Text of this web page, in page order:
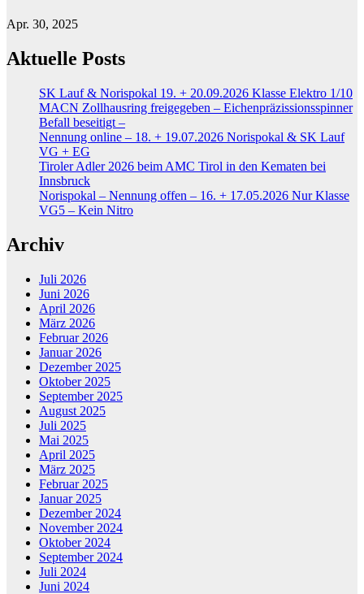
Apr. 30, 2025
Aktuelle Posts
SK Lauf & Norispokal 19. + 20.09.2026 Klasse Elektro 1/10
MACN Zollhausring freigegeben – Eichenpräzissionsspinner
Befall beseitigt –
Nennung online – 18. + 19.07.2026 Norispokal & SK Lauf
VG + EG
Tiroler Adler 2026 beim AMC Tirol in den Kematen bei
Innsbruck
Norispokal – Nennung offen – 16. + 17.05.2026 Nur Klasse
VG5 – Kein Nitro
Archiv
Juli 2026
Juni 2026
April 2026
März 2026
Februar 2026
Januar 2026
Dezember 2025
Oktober 2025
September 2025
August 2025
Juli 2025
Mai 2025
April 2025
März 2025
Februar 2025
Januar 2025
Dezember 2024
November 2024
Oktober 2024
September 2024
Juli 2024
Juni 2024